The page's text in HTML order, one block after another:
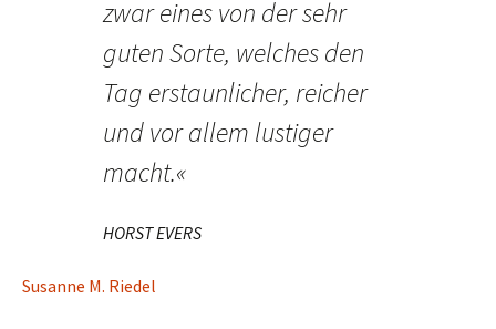
zwar eines von der sehr
guten Sorte, welches den
Tag erstaunlicher, reicher
und vor allem lustiger
macht.«
HORST EVERS
Susanne M. Riedel